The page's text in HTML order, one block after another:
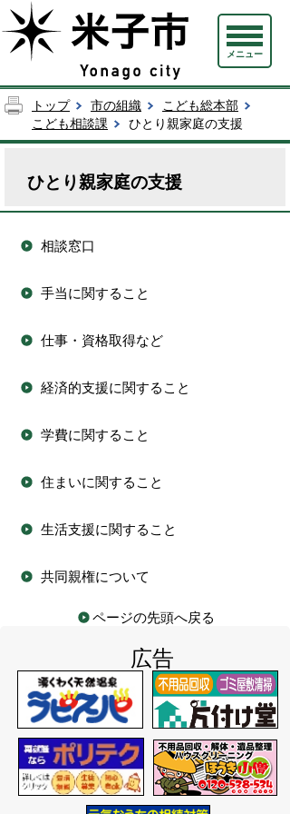
メニュー
トップ 市の組織
こども総本部
こども相談課
ひとり親家庭の支援
ひとり親家庭の支援
相談窓口
手当に関すること
仕事・資格取得など
経済的支援に関すること
学費に関すること
住まいに関すること
生活支援に関すること
共同親権について
ページの先頭へ戻る
広告